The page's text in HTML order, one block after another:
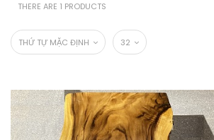
THERE ARE 1 PRODUCTS
THỨ TỰ MẶC ĐỊNH 32